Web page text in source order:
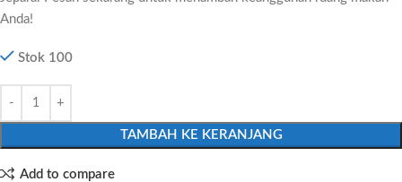
Anda!
Stok 100
TAMBAH KE KERANJANG
Add to compare